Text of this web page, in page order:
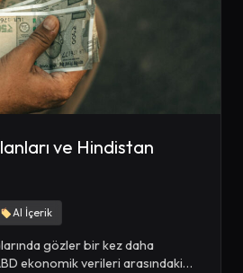
ve Hindistan
AI İçerik
gözler bir kez daha
ekonomik verileri arasındaki